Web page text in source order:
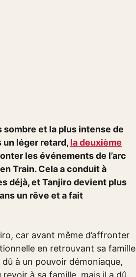
sombre et la plus intense de
un léger retard, la deuxième
les événements de l’arc
Train. Cela a conduit à
déjà, et Tanjiro devient plus
un rêve et a fait
car avant même d’affronter
en retrouvant sa famille
à un pouvoir démoniaque,
à sa famille, mais il a dû